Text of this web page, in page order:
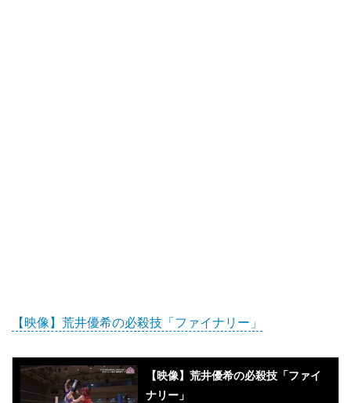
【映像】荒井優希の必殺技「ファイナリー」
【映像】荒井優希の必殺技「ファイ
ナリー」